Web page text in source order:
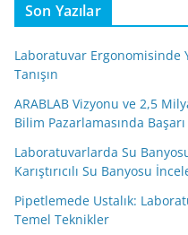
Son Yazılar
Laboratuvar Ergonomisinde
Tanışın
ARABLAB Vizyonu ve 2,5
Bilim Pazarlamasında
Laboratuvarlarda Su
Karıştırıcılı Su Banyosu
Pipetlemede Ustalık:
Temel Teknikler